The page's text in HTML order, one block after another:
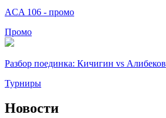
ACA 106 - промо
Промо
Разбор поединка: Кичигин vs Алибеков
Турниры
Новости